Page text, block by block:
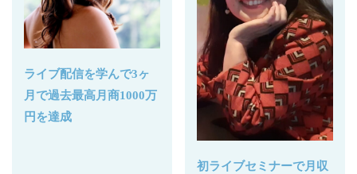
ライブ配信を学んで3ヶ
月で過去最高月商1000万
円を達成
初ライブセミナーで月収